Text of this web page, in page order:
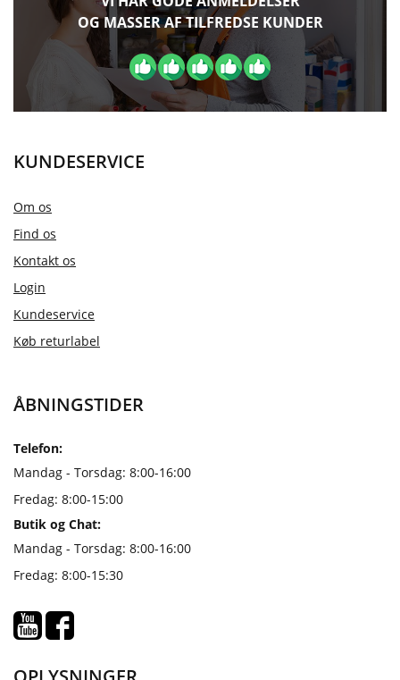
OG MASSER AF TILFREDSE KUNDER
KUNDESERVICE
Om os
Find os
Kontakt os
Login
Kundeservice
Køb returlabel
ÅBNINGSTIDER
Telefon:
Mandag - Torsdag: 8:00-16:00
Fredag: 8:00-15:00
Butik og Chat:
Mandag - Torsdag: 8:00-16:00
Fredag: 8:00-15:30